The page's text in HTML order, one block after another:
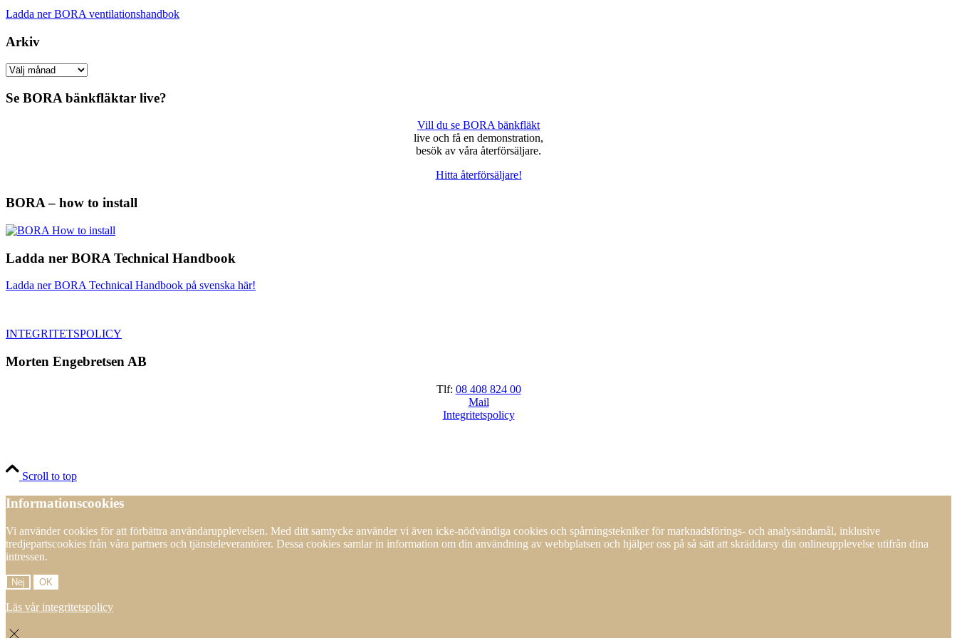
Ladda ner BORA ventilationshandbok
Arkiv
Arkiv
Se BORA bänkfläktar live?
Vill du se BORA bänkfläkt
live och få en demonstration,
besök av våra återförsäljare.
Hitta återförsäljare!
BORA – how to install
Ladda ner BORA Technical Handbook
Ladda ner BORA Technical Handbook på svenska här!
INTEGRITETSPOLICY
Morten Engebretsen AB
Tlf: 08 408 824 00
Mail
Integritetspolicy
Scroll to top
Informationscookies
Vi använder cookies för att förbättra användarupplevelsen. Med ditt samtycke använder vi även icke-nödvändiga cookies och spårningstekniker för marknadsförings- och analysändamål, inklusive
tredjepartscookies från våra partners och tjänsteleverantörer. Dessa cookies samlar in information om din användning av webbplatsen och hjälper oss på så sätt att skräddarsy din onlineupplevelse utifrån dina
intressen.
Nej OK
Läs vår integritetspolicy